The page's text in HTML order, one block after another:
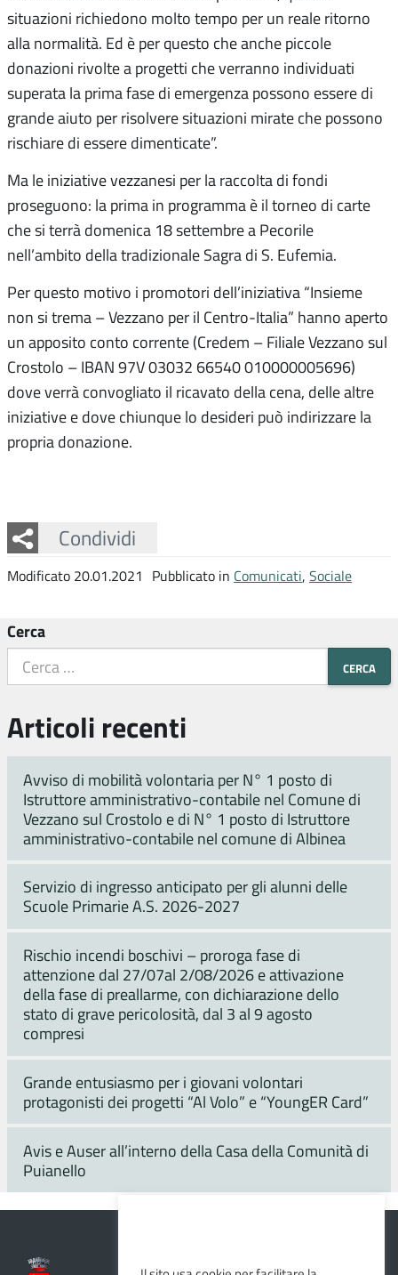
situazioni richiedono molto tempo per un reale ritorno
alla normalità. Ed è per questo che anche piccole
donazioni rivolte a progetti che verranno individuati
superata la prima fase di emergenza possono essere di
grande aiuto per risolvere situazioni mirate che possono
rischiare di essere dimenticate”.
Ma le iniziative vezzanesi per la raccolta di fondi
proseguono: la prima in programma è il torneo di carte
che si terrà domenica 18 settembre a Pecorile
nell’ambito della tradizionale Sagra di S. Eufemia.
Per questo motivo i promotori dell’iniziativa “Insieme
non si trema – Vezzano per il Centro-Italia” hanno aperto
un apposito conto corrente (Credem – Filiale Vezzano sul
Crostolo – IBAN 97V 03032 66540 010000005696)
dove verrà convogliato il ricavato della cena, delle altre
iniziative e dove chiunque lo desideri può indirizzare la
propria donazione.
Condividi
Facebook
Twitter
Whatsapp
Modificato 20.01.2021 Pubblicato in Comunicati, Sociale
Cerca
Articoli recenti
Avviso di mobilità volontaria per N° 1 posto di
Istruttore amministrativo-contabile nel Comune di
Vezzano sul Crostolo e di N° 1 posto di Istruttore
amministrativo-contabile nel comune di Albinea
Servizio di ingresso anticipato per gli alunni delle
Scuole Primarie A.S. 2026-2027
Rischio incendi boschivi – proroga fase di
attenzione dal 27/07al 2/08/2026 e attivazione
della fase di preallarme, con dichiarazione dello
stato di grave pericolosità, dal 3 al 9 agosto
compresi
Grande entusiasmo per i giovani volontari
protagonisti dei progetti “Al Volo” e “YoungER Card”
Avis e Auser all’interno della Casa della Comunità di
Puianello